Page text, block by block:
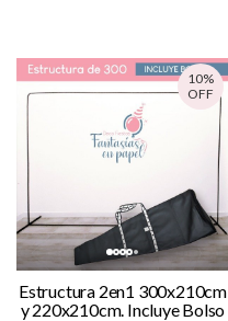
10%
OFF
Estructura 2en1 300x210cm
y 220x210cm. Incluye Bolso